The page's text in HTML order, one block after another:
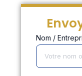
Nom /